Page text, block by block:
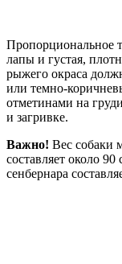
Пропорциональное
лапы и густая,
рыжего окраса
или темно-
отметинами на
и загривке.
Важно! Вес собаки
составляет около
сенбернара